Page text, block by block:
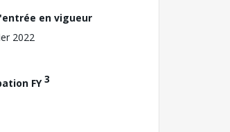
en vigueur
2022
FY3